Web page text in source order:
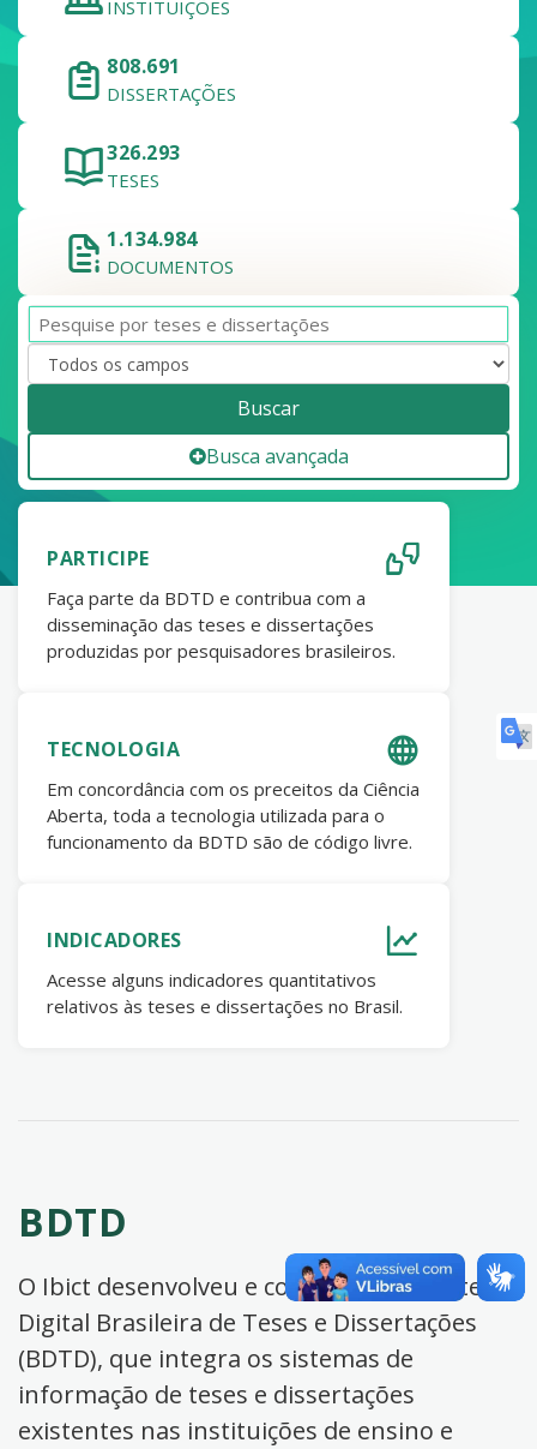
INSTITUIÇÕES
808.691
DISSERTAÇÕES
326.293
TESES
1.134.984
DOCUMENTOS
Buscar
Busca avançada
PARTICIPE
Faça parte da BDTD e contribua com a
disseminação das teses e dissertações
produzidas por pesquisadores brasileiros.
TECNOLOGIA
Em concordância com os preceitos da Ciência
Aberta, toda a tecnologia utilizada para o
funcionamento da BDTD são de código livre.
INDICADORES
Acesse alguns indicadores quantitativos
relativos às teses e dissertações no Brasil.
BDTD
O Ibict desenvolveu e coordena a Biblioteca
Digital Brasileira de Teses e Dissertações
(BDTD), que integra os sistemas de
informação de teses e dissertações
existentes nas instituições de ensino e